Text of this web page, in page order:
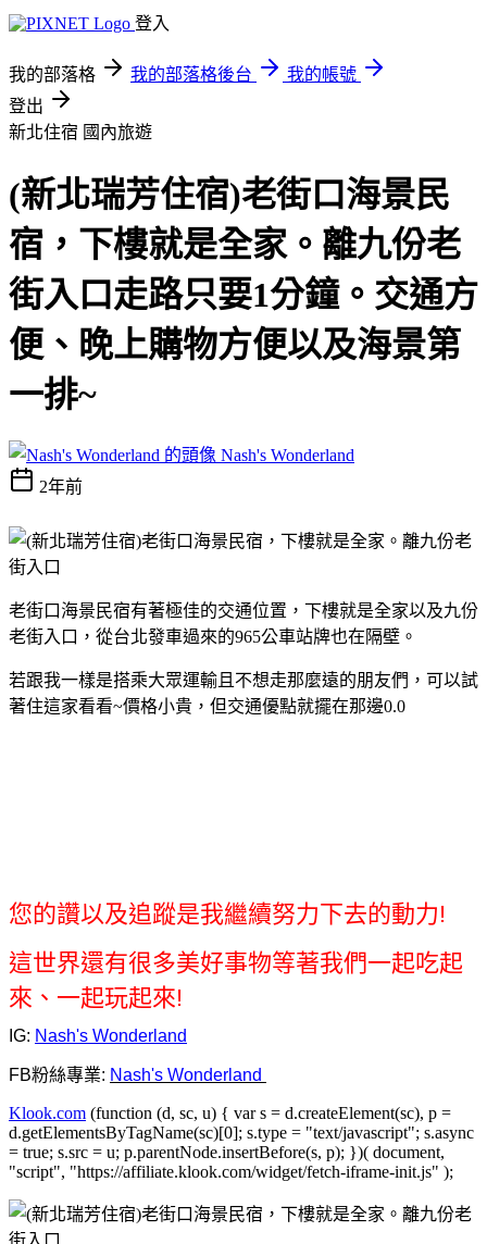
登入
我的部落格 我的部落格後台
我的帳號
登出
新北住宿 國內旅遊
(新北瑞芳住宿)老街口海景民
宿，下樓就是全家。離九份老
街入口走路只要1分鐘。交通方
便、晚上購物方便以及海景第
一排~
Nash's Wonderland
2年前
老街口海景民宿有著極佳的交通位置，下樓就是全家以及九份
老街入口，從台北發車過來的965公車站牌也在隔壁。
若跟我一樣是搭乘大眾運輸且不想走那麼遠的朋友們，可以試
著住這家看看~價格小貴，但交通優點就擺在那邊0.0
您的讚以及追蹤是我繼續努力下去的動力!
這世界還有很多美好事物等著我們一起吃起
來、一起玩起來!
IG: Nash's Wonderland
FB粉絲專業: Nash's Wonderland
Klook.com (function (d, sc, u) { var s = d.createElement(sc), p =
d.getElementsByTagName(sc)[0]; s.type = "text/javascript"; s.async
= true; s.src = u; p.parentNode.insertBefore(s, p); })( document,
"script", "https://affiliate.klook.com/widget/fetch-iframe-init.js" );